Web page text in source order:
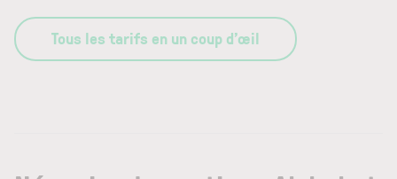
Tous les tarifs en un coup d’œil